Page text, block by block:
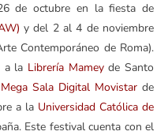
de octubre en la fiesta de
y del 2 al 4 de noviembre
Contemporáneo de Roma).
a la Librería Mameyde Santo
Mega Sala Digital Movistar de
a la Universidad Católica de
Este festival cuenta con el